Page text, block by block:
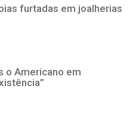
furtadas em joalherias
o Americano em